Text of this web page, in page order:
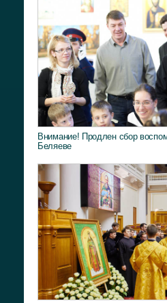
Внимание! Продлен сбор
Беляеве